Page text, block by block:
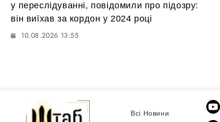
у переслідуванні, повідомили про підозру:
він виїхав за кордон у 2024 році
10.08.2026 13:55
Всі Новини